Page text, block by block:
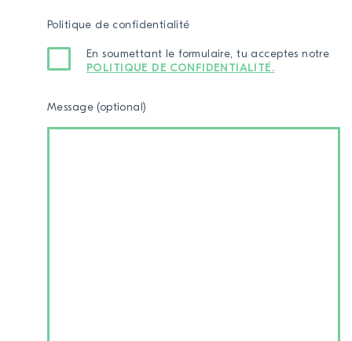
Politique de confidentialité
En soumettant le formulaire, tu acceptes notre
POLITIQUE DE CONFIDENTIALITÉ.
Message (optional)